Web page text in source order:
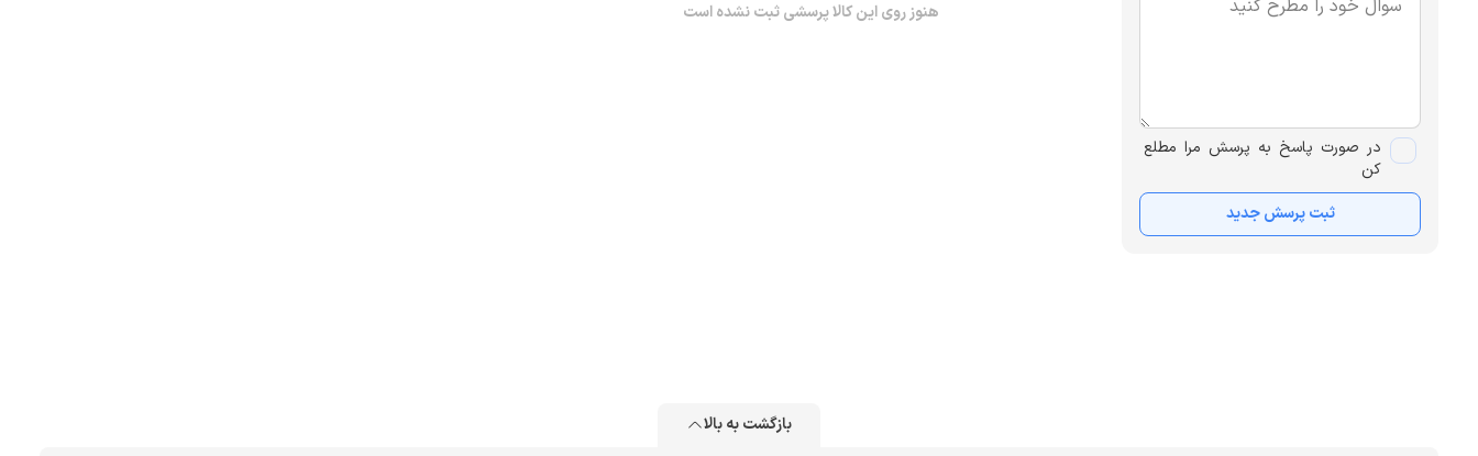
در صورت پاسخ به پرسش مرا مطلع
کن
ثبت پرسش جدید
هنوز روی این کالا پرسشی ثبت نشده است
بازگشت به بالا